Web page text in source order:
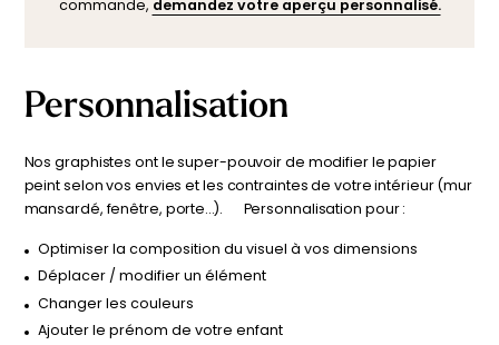
commande, demandez votre aperçu personnalisé.
Personnalisation
Nos graphistes ont le super-pouvoir de modifier le papier
peint selon vos envies et les contraintes de votre intérieur (mur
mansardé, fenêtre, porte…). Personnalisation pour :
Optimiser la composition du visuel à vos dimensions
Déplacer / modifier un élément
Changer les couleurs
Ajouter le prénom de votre enfant